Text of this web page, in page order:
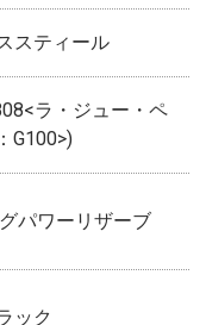
スティール
ラ・ジュー・ペ
G100>)
パワーリザーブ
ック